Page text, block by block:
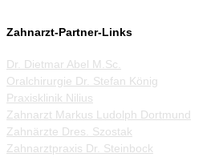
Zahnarzt-Partner-Links
Dr. Dietmar Abel M.Sc.
Oralchirurgie Dr. Stefan König
Praxisklinik Nilius
Zahnarzt Markus Ludolph Dortmund
Zahnärzte Dres. Szostak
Zahnarztpraxis Dr. Steinbock